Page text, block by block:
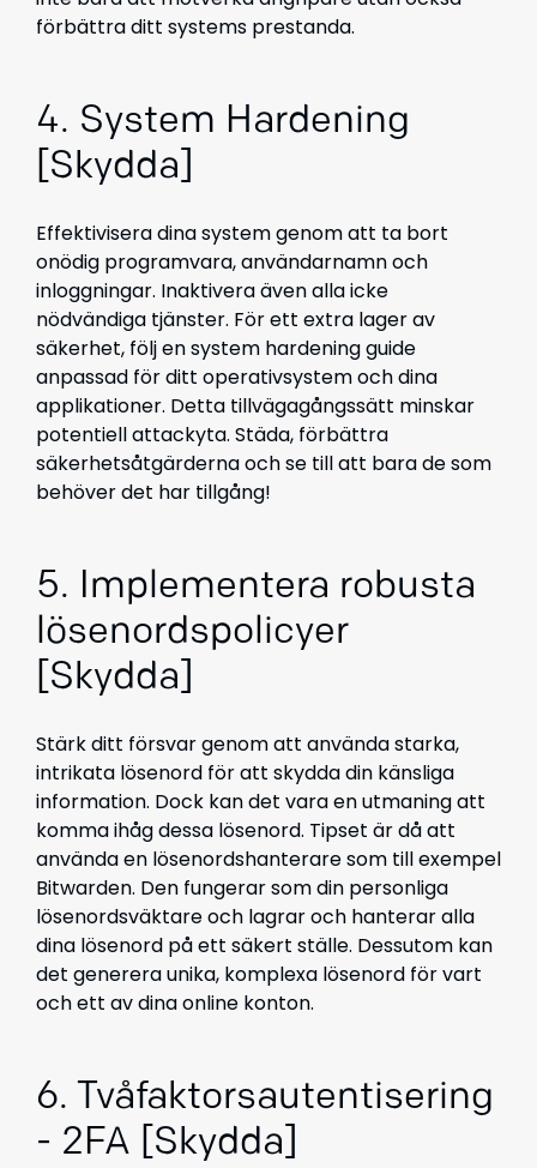
förbättra ditt systems prestanda.
4. System Hardening
[Skydda]
Effektivisera dina system genom att ta bort
onödig programvara, användarnamn och
inloggningar. Inaktivera även alla icke
nödvändiga tjänster. För ett extra lager av
säkerhet, följ en system hardening guide
anpassad för ditt operativsystem och dina
applikationer. Detta tillvägagångssätt minskar
potentiell attackyta. Städa, förbättra
säkerhetsåtgärderna och se till att bara de som
behöver det har tillgång!
5. Implementera robusta
lösenordspolicyer
[Skydda]
Stärk ditt försvar genom att använda starka,
intrikata lösenord för att skydda din känsliga
information. Dock kan det vara en utmaning att
komma ihåg dessa lösenord. Tipset är då att
använda en lösenordshanterare som till exempel
Bitwarden. Den fungerar som din personliga
lösenordsväktare och lagrar och hanterar alla
dina lösenord på ett säkert ställe. Dessutom kan
det generera unika, komplexa lösenord för vart
och ett av dina online konton.
6. Tvåfaktorsautentisering
- 2FA [Skydda]